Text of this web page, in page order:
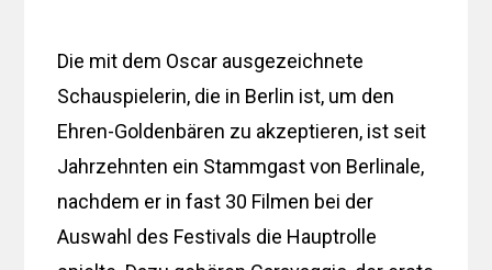
Die mit dem Oscar ausgezeichnete
Schauspielerin, die in Berlin ist, um den
Ehren-Goldenbären zu akzeptieren, ist seit
Jahrzehnten ein Stammgast von Berlinale,
nachdem er in fast 30 Filmen bei der
Auswahl des Festivals die Hauptrolle